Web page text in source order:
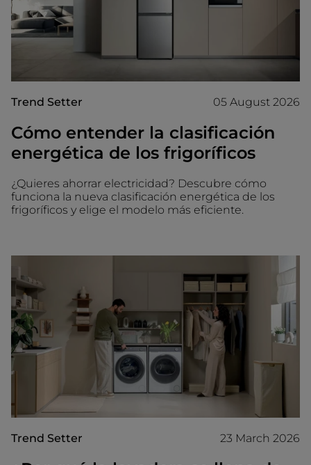
Trend Setter 05 August 2026
Cómo entender la clasificación
energética de los frigoríficos
¿Quieres ahorrar electricidad? Descubre cómo
funciona la nueva clasificación energética de los
frigoríficos y elige el modelo más eficiente.
Trend Setter 23 March 2026